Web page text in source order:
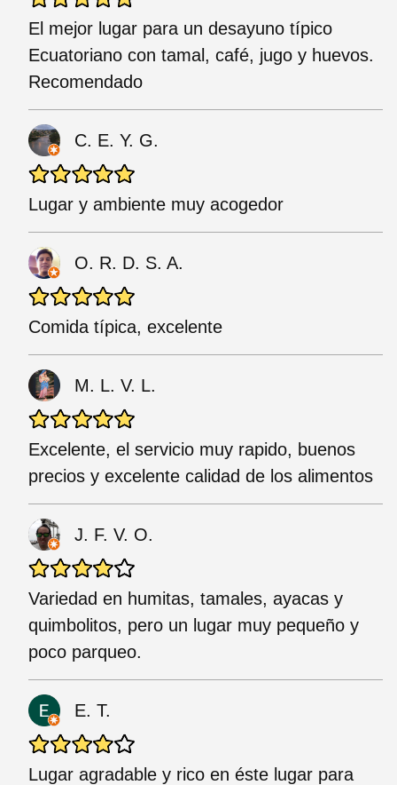
El mejor lugar para un desayuno típico
Ecuatoriano con tamal, café, jugo y huevos.
Recomendado
C. E. Y. G.
Lugar y ambiente muy acogedor
O. R. D. S. A.
Comida típica, excelente
M. L. V. L.
Excelente, el servicio muy rapido, buenos
precios y excelente calidad de los alimentos
J. F. V. O.
Variedad en humitas, tamales, ayacas y
quimbolitos, pero un lugar muy pequeño y
poco parqueo.
E. T.
Lugar agradable y rico en éste lugar para